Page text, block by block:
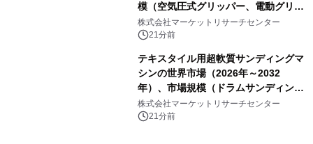
模（空気圧式グリッパー、電動グリッ
パー）・分析レポートを発表
株式会社マーケットリサーチセンター
21分前
テキスタイル用超軟質サンディングマ
シンの世界市場（2026年～2032
年）、市場規模（ドラムサンディング
マシン、ジェットサンディングマシ
ン、ローラーサンディングマシン、そ
株式会社マーケットリサーチセンター
21分前